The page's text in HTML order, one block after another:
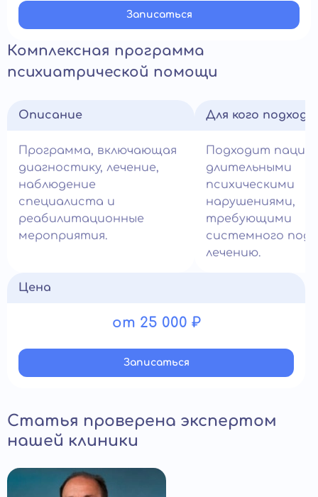
Записатьcя
Комплексная программа
психиатрической помощи
Описание
Программа, включающая
диагностику, лечение,
наблюдение
специалиста и
реабилитационные
мероприятия.
Для кого
Подходит
длительными
психическими
нарушениями,
требующими
системного
лечению.
Цена
от 25 000 ₽
Записатьcя
Статья проверена экспертом
нашей клиники